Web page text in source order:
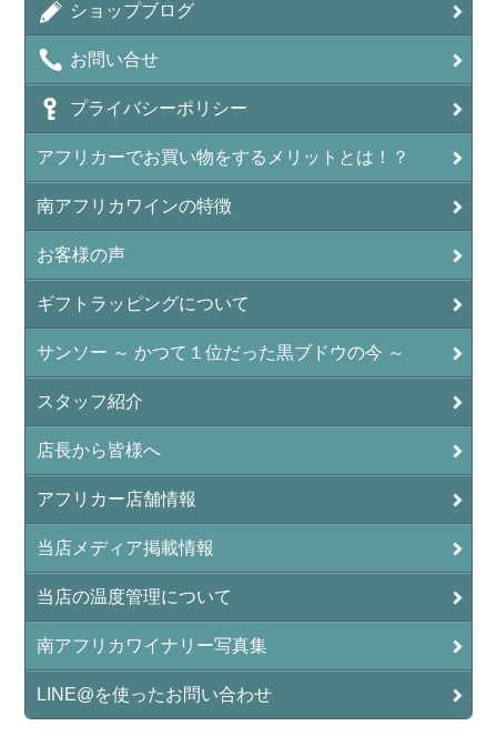
ショップブログ
お問い合せ
プライバシーポリシー
アフリカーでお買い物をするメリットとは！？
南アフリカワインの特徴
お客様の声
ギフトラッピングについて
サンソー ～ かつて１位だった黒ブドウの今 ～
スタッフ紹介
店長から皆様へ
アフリカー店舗情報
当店メディア掲載情報
当店の温度管理について
南アフリカワイナリー写真集
LINE@を使ったお問い合わせ